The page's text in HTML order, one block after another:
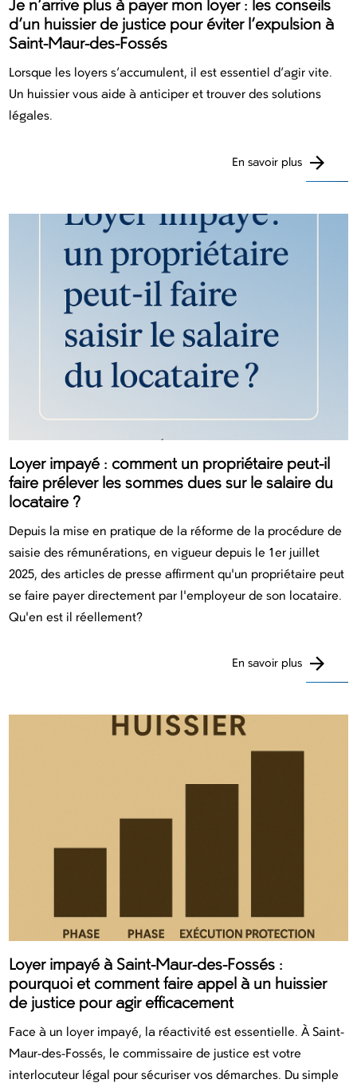
Je n’arrive plus à payer mon loyer : les conseils
d’un huissier de justice pour éviter l’expulsion à
Saint-Maur-des-Fossés
Lorsque les loyers s’accumulent, il est essentiel d’agir vite.
Un huissier vous aide à anticiper et trouver des solutions
légales.
En savoir plus
Loyer impayé : comment un propriétaire peut-il
faire prélever les sommes dues sur le salaire du
locataire ?
Depuis la mise en pratique de la réforme de la procédure de
saisie des rémunérations, en vigueur depuis le 1er juillet
2025, des articles de presse affirment qu'un propriétaire peut
se faire payer directement par l'employeur de son locataire.
Qu'en est il réellement?
En savoir plus
Loyer impayé à Saint-Maur-des-Fossés :
pourquoi et comment faire appel à un huissier
de justice pour agir efficacement
Face à un loyer impayé, la réactivité est essentielle. À Saint-
Maur-des-Fossés, le commissaire de justice est votre
interlocuteur légal pour sécuriser vos démarches. Du simple